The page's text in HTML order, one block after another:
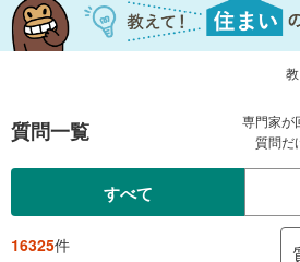
質問一覧
専門家が
質問だ
すべて
16325件